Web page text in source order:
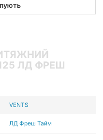
ЛД ФРЕШ
VENTS
ЛД Фреш Тайм